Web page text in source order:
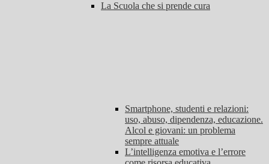
La Scuola che si prende cura
Smartphone, studenti e relazioni:
uso, abuso, dipendenza, educazione.
Alcol e giovani: un problema
sempre attuale
L’intelligenza emotiva e l’errore